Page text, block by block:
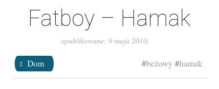
Fatboy – Hamak
opublikowane: 9 maja 2010,
Dom #beżowy #hamak